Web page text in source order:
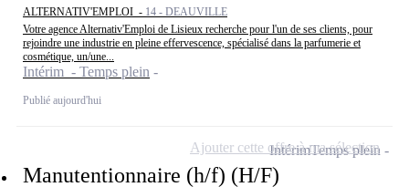
ALTERNATIV'EMPLOI - 14 - DEAUVILLE
Votre agence Alternativ'Emploi de Lisieux recherche pour l'un de ses clients, pour
rejoindre une industrie en pleine effervescence, spécialisé dans la parfumerie et
cosmétique, un/une...
Intérim - Temps plein
Publié aujourd'hui
Manutentionnaire (h/f) (H/F)
IntérimTemps plein
Ajouter cette offre à ma sélection